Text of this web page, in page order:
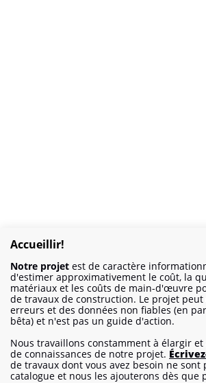
Accueillir!
Notre projet est de caractère
d'estimer approximativement le coût, la
matériaux et les coûts de main-d'œuvre
de travaux de construction. Le projet
erreurs et des données non fiables (en
bêta) et n'est pas un guide d'action.
Nous travaillons constamment à élargir
de connaissances de notre projet.
de travaux dont vous avez besoin ne sont
catalogue et nous les ajouterons dès que